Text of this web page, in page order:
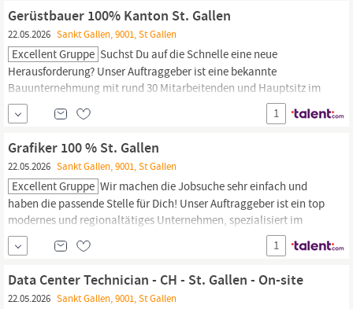
Mitarbeitende bilden zusammen ein eingespieltes Team am
Standort im RaumSt.Gallen.
Gerüstbauer 100% Kanton St. Gallen
22.05.2026 Sankt Gallen, 9001, St Gallen
Excellent Gruppe Suchst Du auf die Schnelle eine neue
Herausforderung? Unser Auftraggeber ist eine bekannte
Bauunternehmung mit rund 30 Mitarbeitenden und Hauptsitz im
Raum
Gallen.
Zur Verstärkung dieses Teams, suchen wir per
sofort oder nach Vereinbarung einen vielseitig interessierten und
von
1
Grafiker 100 % St. Gallen
22.05.2026 Sankt Gallen, 9001, St Gallen
Excellent Gruppe Wir machen die Jobsuche sehr einfach und
haben die passende Stelle für Dich! Unser Auftraggeber ist ein top
modernes und regionaltätiges Unternehmen, spezialisiert im
Bereich der Grafik. Rund 50 motivierte Mitarbeitende bilden
zusammen ein eingespieltes Team am Standort im Raum St.
1
Data Center Technician - CH - St. Gallen - On-site
22.05.2026 Sankt Gallen, 9001, St Gallen